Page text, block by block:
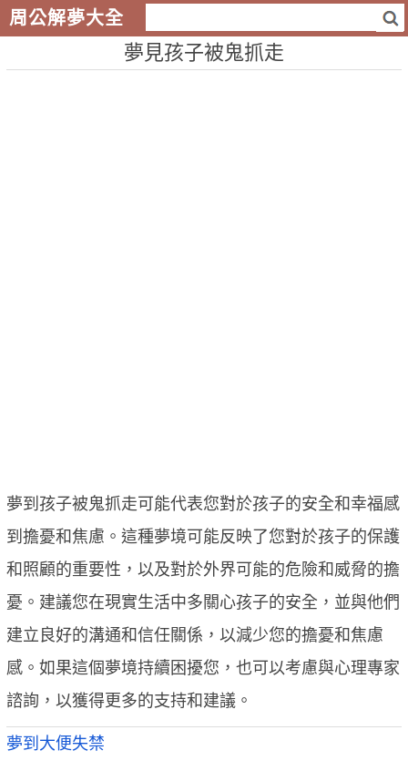
周公解夢大全
夢見孩子被鬼抓走
夢到孩子被鬼抓走可能代表您對於孩子的安全和幸福感
到擔憂和焦慮。這種夢境可能反映了您對於孩子的保護
和照顧的重要性，以及對於外界可能的危險和威脅的擔
憂。建議您在現實生活中多關心孩子的安全，並與他們
建立良好的溝通和信任關係，以減少您的擔憂和焦慮
感。如果這個夢境持續困擾您，也可以考慮與心理專家
諮詢，以獲得更多的支持和建議。
夢到大便失禁